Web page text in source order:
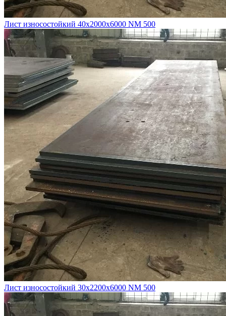
Лист износостойкий 40х2000х6000 NM 500
Лист износостойкий 30х2200х6000 NM 500